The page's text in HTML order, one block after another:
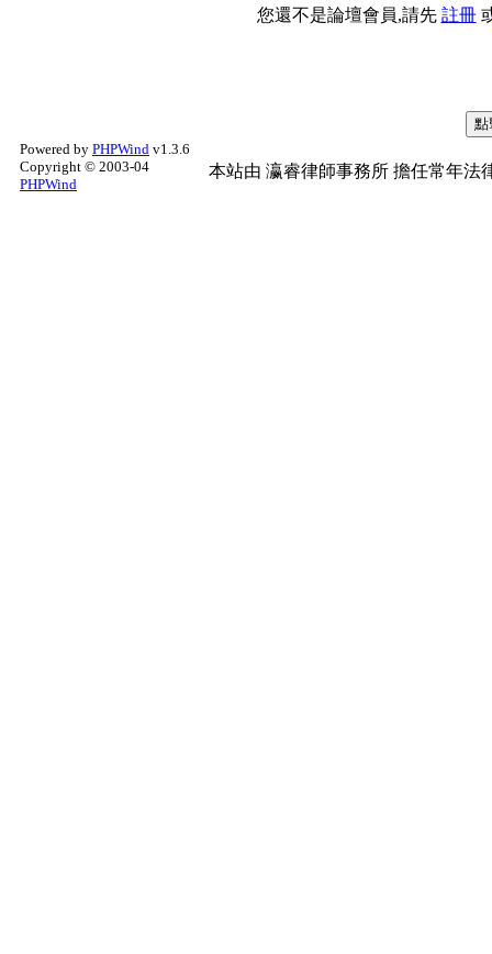
您還不是論壇會員,請先 註冊
Powered by PHPWind v1.3.6
Copyright © 2003-04
PHPWind
本站由 瀛睿律師事務所 擔任常年法